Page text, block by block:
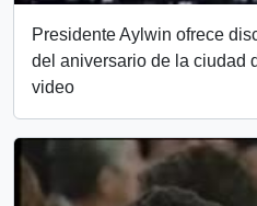
Presidente Aylwin ofrece
del aniversario de la ciudad
video